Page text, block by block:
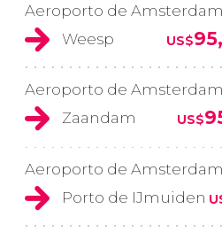
Aeroporto de
Weesp
US$
Aeroporto de
Zaandam
US$
Aeroporto de
Porto de IJmuiden